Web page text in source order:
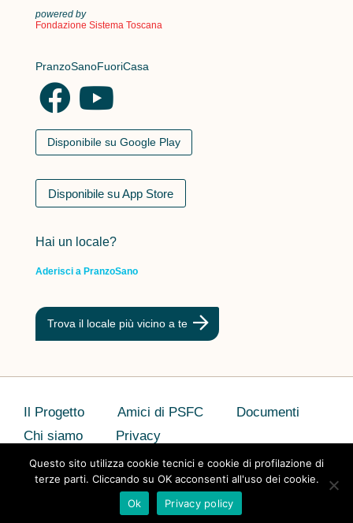
powered by
Fondazione Sistema Toscana
PranzoSanoFuoriCasa
Disponibile su Google Play
Disponibile su App Store
Hai un locale?
Aderisci a PranzoSano
Trova il locale più vicino a te
Il Progetto Amici di PSFC
Documenti
Chi siamo
Privacy
Questo sito utilizza cookie tecnici e cookie di profilazione di
terze parti. Cliccando su OK acconsenti all'uso dei cookie.
Ok
Privacy policy